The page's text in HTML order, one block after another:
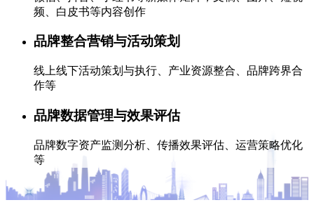
频、白皮书等内容创作
品牌整合营销与活动策划
线上线下活动策划与执行、产业资源整合、品牌跨界合
作等
品牌数据管理与效果评估
品牌数字资产监测分析、传播效果评估、运营策略优化
等